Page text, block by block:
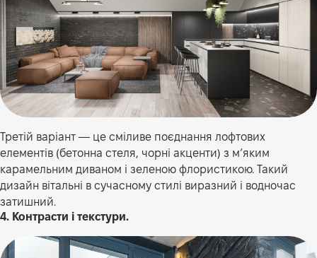
Третій варіант — це сміливе поєднання лофтових
елементів (бетонна стеля, чорні акценти) з м’яким
карамельним диваном і зеленою флористикою. Такий
дизайн вітальні в сучасному стилі виразний і водночас
затишний.
4. Контрасти і текстури.